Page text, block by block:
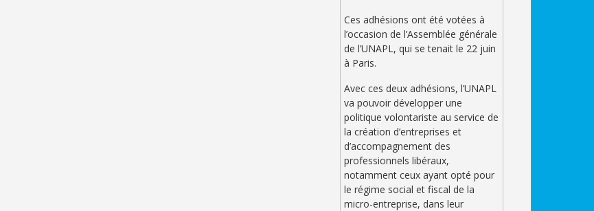
Ces adhésions ont été votées à
l’occasion de l’Assemblée générale
de l’UNAPL, qui se tenait le 22 juin
à Paris.
Avec ces deux adhésions, l’UNAPL
va pouvoir développer une
politique volontariste au service de
la création d’entreprises et
d’accompagnement des
professionnels libéraux,
notamment ceux ayant opté pour
le régime social et fiscal de la
micro-entreprise, dans leur